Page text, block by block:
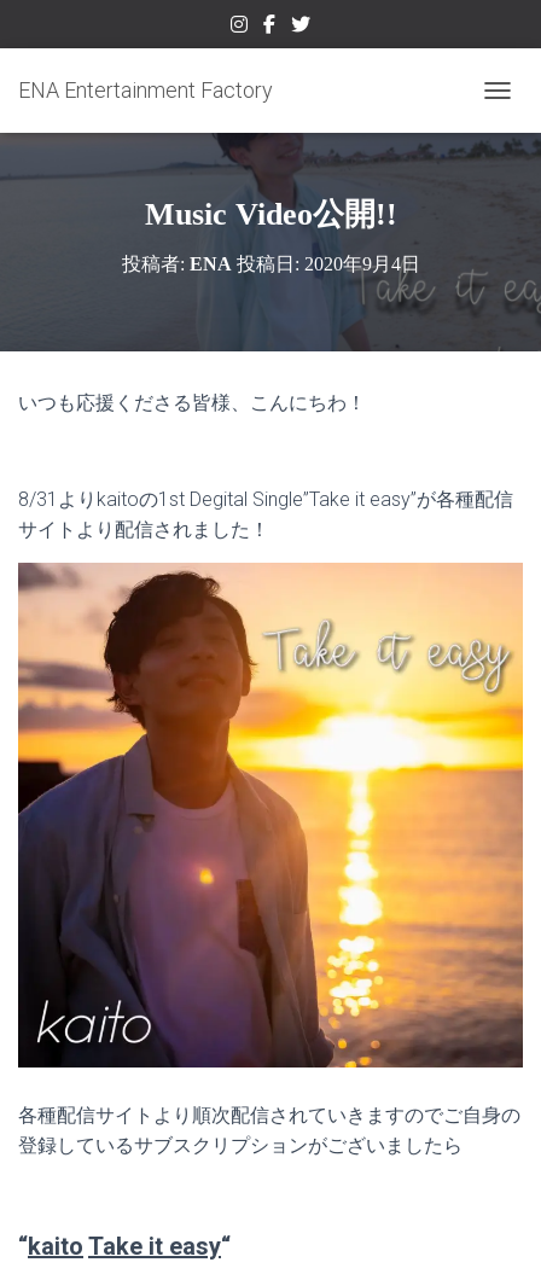
ENA Entertainment Factory
Music Video公開!!
投稿者: ENA 投稿日: 2020年9月4日
いつも応援くださる皆様、こんにちわ！
8/31よりkaitoの1st Degital Single”Take it easy”が各種配信
サイトより配信されました！
各種配信サイトより順次配信されていきますのでご自身の
登録しているサブスクリプションがございましたら
“kaito Take it easy“